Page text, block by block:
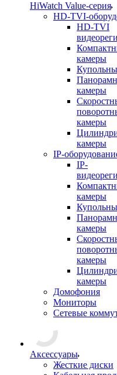
HiWatch Value-серия
HD-TVI-
HD-TVI
камеры
камеры
камеры
камеры
IP-
IP-
камеры
камеры
камеры
камеры
Домофония
Мониторы
Сетевые
Аксессуары
Жесткие диски